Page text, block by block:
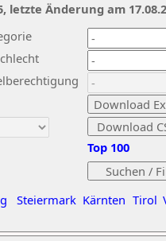
Steiermark Kärnten Tirol
Top 100
letzte Änderung am